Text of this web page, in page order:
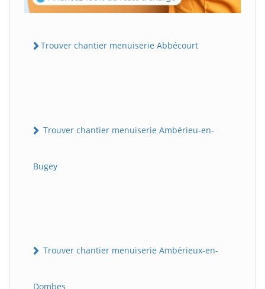
Trouver chantier menuiserie Abbécourt
Trouver chantier menuiserie Ambérieu-en-
Bugey
Trouver chantier menuiserie Ambérieux-en-
Dombes